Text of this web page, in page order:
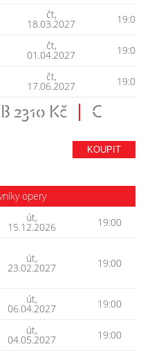
čt,
18.03.2027 19:00
čt,
01.04.2027 19:00
čt,
17.06.2027 19:00
B 2310 Kč
C
KOUPIT
opery
út,
15.12.2026 19:00
út,
23.02.2027 19:00
út,
06.04.2027 19:00
út,
04.05.2027 19:00